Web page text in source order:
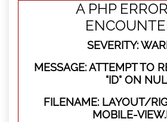
A PHP
SEVERITY:
MESSAGE: ATTEMPT TO
"ID" ON
FILENAME: LAYOUT/
MOBILE-